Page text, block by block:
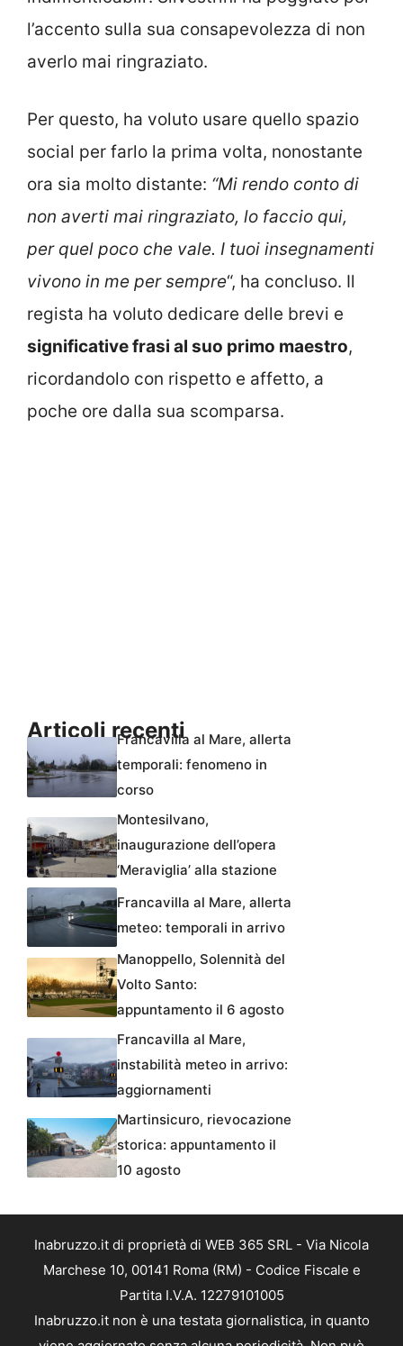
l’accento sulla sua consapevolezza di non
averlo mai ringraziato.
Per questo, ha voluto usare quello spazio
social per farlo la prima volta, nonostante
ora sia molto distante: “Mi rendo conto di
non averti mai ringraziato, lo faccio qui,
per quel poco che vale. I tuoi insegnamenti
vivono in me per sempre“, ha concluso. Il
regista ha voluto dedicare delle brevi e
significative frasi al suo primo maestro,
ricordandolo con rispetto e affetto, a
poche ore dalla sua scomparsa.
Articoli recentiFrancavilla al Mare, allerta
temporali: fenomeno in
corso
Montesilvano,
inaugurazione dell’opera
‘Meraviglia’ alla stazione
Francavilla al Mare, allerta
meteo: temporali in arrivo
Manoppello, Solennità del
Volto Santo:
appuntamento il 6 agosto
Francavilla al Mare,
instabilità meteo in arrivo:
aggiornamenti
Martinsicuro, rievocazione
storica: appuntamento il
10 agosto
Inabruzzo.it di proprietà di WEB 365 SRL - Via Nicola
Marchese 10, 00141 Roma (RM) - Codice Fiscale e
Partita I.V.A. 12279101005
Inabruzzo.it non è una testata giornalistica, in quanto